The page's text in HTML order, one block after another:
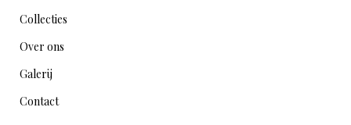
Collecties
Over ons
Galerij
Contact